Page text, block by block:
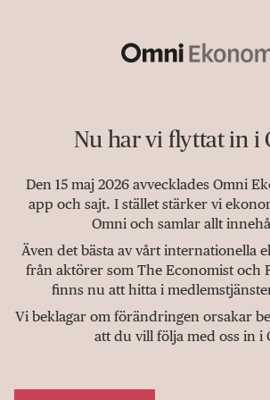
Nu har vi flyttat in i
Den 15 maj 2026 avvecklades Omni
app och sajt. I stället stärker vi
Omni och samlar allt
Även det bästa av vårt internationella
från aktörer som The Economist och
finns nu att hitta i
Vi beklagar om förändringen orsakar
att du vill följa med oss in i